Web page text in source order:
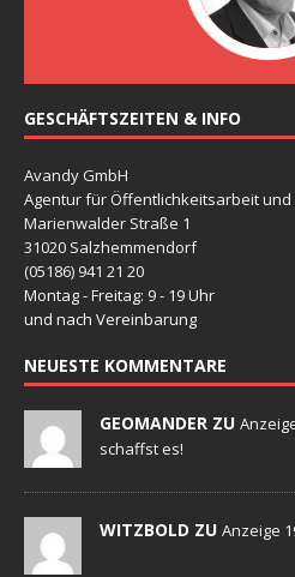
GESCHÄFTSZEITEN & INFO
Avandy GmbH
Agentur für Öffentlichkeitsarbeit und
Marienwalder Straße 1
31020 Salzhemmendorf
(05186) 941 21 20
Montag - Freitag: 9 - 19 Uhr
und nach Vereinbarung
NEUESTE KOMMENTARE
GEOMANDER ZU
schaffst es!
WITZBOLD ZU Anzeige